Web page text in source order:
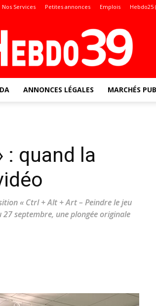
Nos Services Petites annonces Emplois Hebdo25
l'info
ANNONCES LÉGALES MARCHÉS
: quand la
« Ctrl + Alt + Art – Peindre le jeu
27 septembre, une plongée originale